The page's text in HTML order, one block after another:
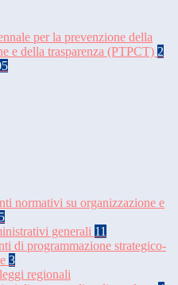
per la prevenzione della
e della trasparenza (PTPCT) 2
normativi su organizzazione e
generali 11
di programmazione strategico-
3
regionali